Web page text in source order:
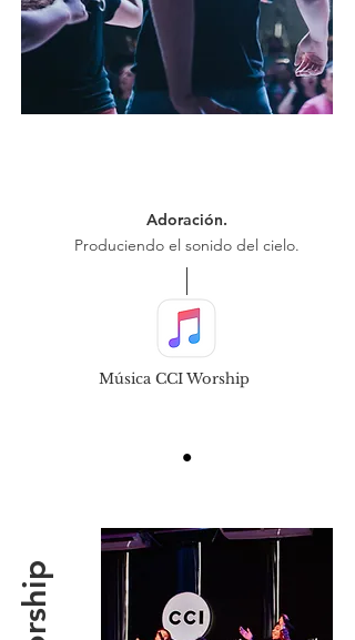
Adoración.
Produciendo el sonido del cielo.
Música CCI Worship